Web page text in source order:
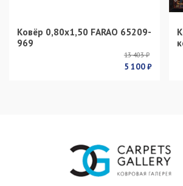
Ковёр 0,80х1,50 FARAO 65209-
969
13 403 ₽
5 100 ₽